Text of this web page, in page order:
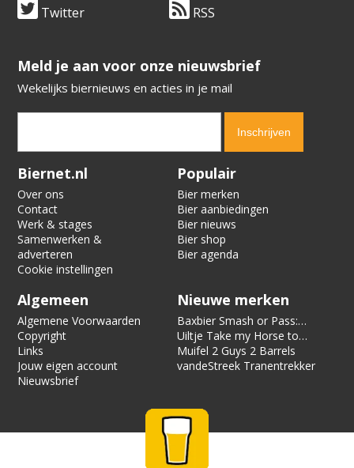
Twitter RSS
​​​​​​​Meld je aan voor onze nieuwsbrief
Wekelijks biernieuws en acties in je mail
Verification code:
Biernet.nl
Over ons
Contact
Werk & stages
Samenwerken &
adverteren
Cookie instellingen
Populair
Bier merken
Bier aanbiedingen
Bier nieuws
Bier shop
Bier agenda
Algemeen
Algemene Voorwaarden
Copyright
Links
Jouw eigen account
Nieuwsbrief
Nieuwe merken
Baxbier Smash or Pass:
Strata
Uiltje Take my Horse to
the Hotel Room
Muifel 2 Guys 2 Barrels
vandeStreek Tranentrekker